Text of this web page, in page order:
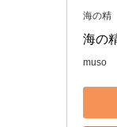
海の精
海の
muso